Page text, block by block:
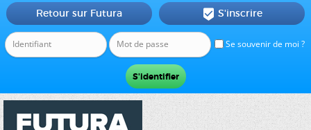
Se souvenir de moi ?
Retour sur Futura  S'inscrire